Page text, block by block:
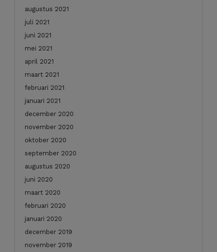
augustus 2021
juli 2021
juni 2021
mei 2021
april 2021
maart 2021
februari 2021
januari 2021
december 2020
november 2020
oktober 2020
september 2020
augustus 2020
juni 2020
maart 2020
februari 2020
januari 2020
december 2019
november 2019